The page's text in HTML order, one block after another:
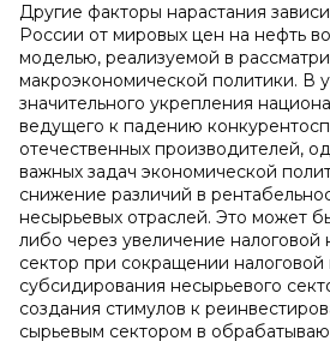
Другие факторы нарастания
России от мировых цен на нефть
моделью, реализуемой в
макроэкономической политики. В
значительного укрепления
ведущего к падению
отечественных производителей,
важных задач экономической
снижение различий в
несырьевых отраслей. Это может
либо через увеличение налоговой
сектор при сокращении налоговой
субсидирования несырьевого
создания стимулов к
сырьевым сектором в